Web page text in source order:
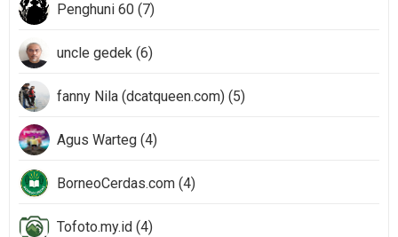
Penghuni 60 (7)
uncle gedek (6)
fanny Nila (dcatqueen.com) (5)
Agus Warteg (4)
BorneoCerdas.com (4)
Tofoto.my.id (4)